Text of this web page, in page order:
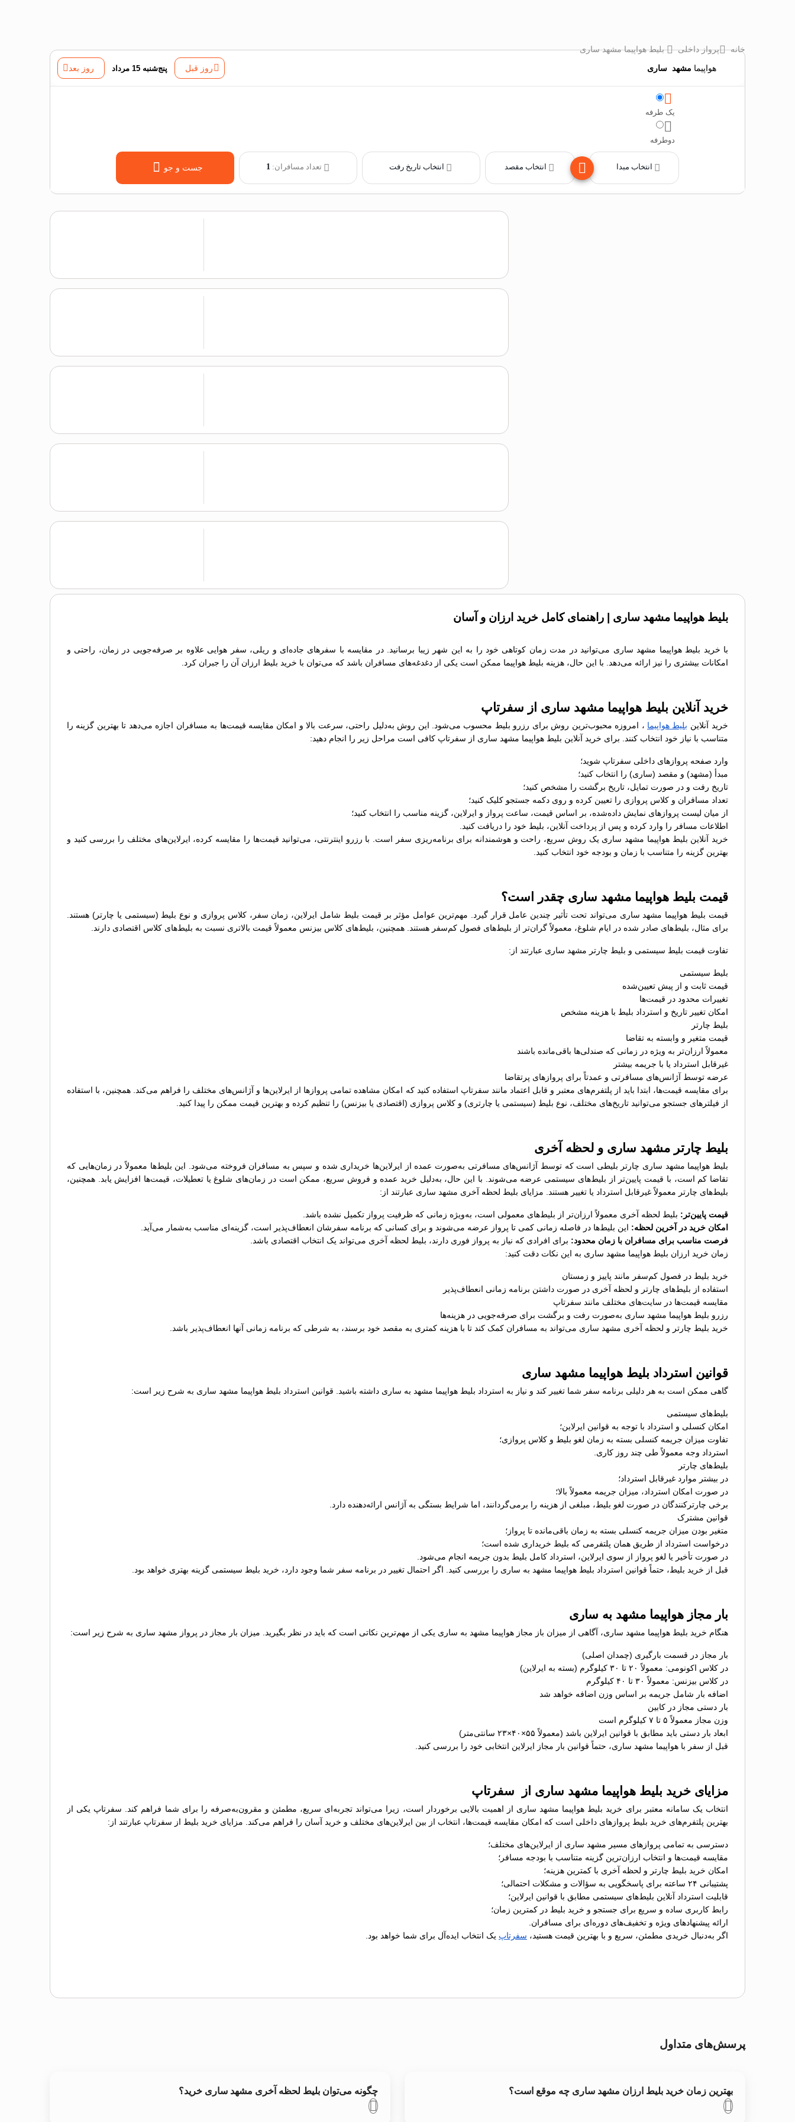
خانه پرواز داخلی
بلیط هواپیما مشهد ساری
هواپیما مشهد ساری روز قبل پنج‌شنبه 15 مرداد روز بعد
یک طرفه
دوطرفه
انتخاب مبدا انتخاب مقصد تعداد مسافران:1 جست و جو
بلیط هواپیما مشهد ساری | راهنمای کامل خرید ارزان و آسان
با خرید بلیط هواپیما مشهد ساری می‌توانید در مدت زمان کوتاهی خود را به این شهر زیبا برسانید. در مقایسه با سفرهای جاده‌ای و ریلی، سفر هوایی علاوه بر صرفه‌جویی در زمان، راحتی و
امکانات بیشتری را نیز ارائه می‌دهد. با این حال، هزینه بلیط هواپیما ممکن است یکی از دغدغه‌های مسافران باشد که می‌توان با خرید بلیط ارزان آن را جبران کرد.
خرید آنلاین بلیط هواپیما مشهد ساری از سفرتاپ
خرید آنلاین بلیط هواپیما ، امروزه محبوب‌ترین روش برای رزرو بلیط محسوب می‌شود. این روش به‌دلیل راحتی، سرعت بالا و امکان مقایسه قیمت‌ها به مسافران اجازه می‌دهد تا بهترین گزینه را
متناسب با نیاز خود انتخاب کنند. برای خرید آنلاین بلیط هواپیما مشهد ساری از سفرتاپ کافی است مراحل زیر را انجام دهید:
وارد صفحه پروازهای داخلی سفرتاپ شوید؛
مبدأ (مشهد) و مقصد (ساری) را انتخاب کنید؛
تاریخ رفت و در صورت تمایل، تاریخ برگشت را مشخص کنید؛
تعداد مسافران و کلاس پروازی را تعیین کرده و روی دکمه جستجو کلیک کنید؛
از میان لیست پروازهای نمایش داده‌شده، بر اساس قیمت، ساعت پرواز و ایرلاین، گزینه مناسب را انتخاب کنید؛
اطلاعات مسافر را وارد کرده و پس از پرداخت آنلاین، بلیط خود را دریافت کنید.
خرید آنلاین بلیط هواپیما مشهد ساری یک روش سریع، راحت و هوشمندانه برای برنامه‌ریزی سفر است. با رزرو اینترنتی، می‌توانید قیمت‌ها را مقایسه کرده، ایرلاین‌های مختلف را بررسی کنید و
بهترین گزینه را متناسب با زمان و بودجه خود انتخاب کنید.
قیمت بلیط هواپیما مشهد ساری چقدر است؟
قیمت بلیط هواپیما مشهد ساری می‌تواند تحت تأثیر چندین عامل قرار گیرد. مهم‌ترین عوامل مؤثر بر قیمت بلیط شامل ایرلاین، زمان سفر، کلاس پروازی و نوع بلیط (سیستمی یا چارتر) هستند.
برای مثال، بلیط‌های صادر شده در ایام شلوغ، معمولاً گران‌تر از بلیط‌های فصول کم‌سفر هستند. همچنین، بلیط‌های کلاس بیزنس معمولاً قیمت بالاتری نسبت به بلیط‌های کلاس اقتصادی دارند.
تفاوت قیمت بلیط سیستمی و بلیط چارتر مشهد ساری عبارتند از:
بلیط سیستمی
قیمت ثابت و از پیش تعیین‌شده
تغییرات محدود در قیمت‌ها
امکان تغییر تاریخ و استرداد بلیط با هزینه مشخص
بلیط چارتر
قیمت متغیر و وابسته به تقاضا
معمولاً ارزان‌تر به ویژه در زمانی که صندلی‌ها باقی‌مانده باشند
غیرقابل استرداد یا با جریمه بیشتر
عرضه توسط آژانس‌های مسافرتی و عمدتاً برای پروازهای پرتقاضا
برای مقایسه قیمت‌ها، ابتدا باید از پلتفرم‌های معتبر و قابل اعتماد مانند سفرتاپ استفاده کنید که امکان مشاهده تمامی پروازها از ایرلاین‌ها و آژانس‌های مختلف را فراهم می‌کند. همچنین، با استفاده
از فیلترهای جستجو می‌توانید تاریخ‌های مختلف، نوع بلیط (سیستمی یا چارتری) و کلاس پروازی (اقتصادی یا بیزنس) را تنظیم کرده و بهترین قیمت ممکن را پیدا کنید.
بلیط چارتر مشهد ساری و لحظه آخری
بلیط هواپیما مشهد ساری چارتر بلیطی است که توسط آژانس‌های مسافرتی به‌صورت عمده از ایرلاین‌ها خریداری شده و سپس به مسافران فروخته می‌شود. این بلیط‌ها معمولاً در زمان‌هایی که
تقاضا کم است، با قیمت پایین‌تر از بلیط‌های سیستمی عرضه می‌شوند. با این حال، به‌دلیل خرید عمده و فروش سریع، ممکن است در زمان‌های شلوغ یا تعطیلات، قیمت‌ها افزایش یابد. همچنین،
بلیط‌های چارتر معمولاً غیرقابل استرداد یا تغییر هستند. مزایای بلیط لحظه آخری مشهد ساری عبارتند از:
قیمت پایین‌تر: بلیط لحظه آخری معمولاً ارزان‌تر از بلیط‌های معمولی است، به‌ویژه زمانی که ظرفیت پرواز تکمیل نشده باشد.
امکان خرید در آخرین لحظه: این بلیط‌ها در فاصله زمانی کمی تا پرواز عرضه می‌شوند و برای کسانی که برنامه سفرشان انعطاف‌پذیر است، گزینه‌ای مناسب به‌شمار می‌آید.
فرصت مناسب برای مسافران با زمان محدود: برای افرادی که نیاز به پرواز فوری دارند، بلیط لحظه آخری می‌تواند یک انتخاب اقتصادی باشد.
زمان خرید ارزان بلیط هواپیما مشهد ساری به این نکات دقت کنید:
خرید بلیط در فصول کم‌سفر مانند پاییز و زمستان
استفاده از بلیط‌های چارتر و لحظه آخری در صورت داشتن برنامه زمانی انعطاف‌پذیر
مقایسه قیمت‌ها در سایت‌های مختلف مانند سفرتاپ
رزرو بلیط هواپیما مشهد ساری به‌صورت رفت و برگشت برای صرفه‌جویی در هزینه‌ها
خرید بلیط چارتر و لحظه آخری مشهد ساری می‌تواند به مسافران کمک کند تا با هزینه کمتری به مقصد خود برسند، به شرطی که برنامه زمانی آنها انعطاف‌پذیر باشد.
قوانین استرداد بلیط هواپیما مشهد ساری
گاهی ممکن است به هر دلیلی برنامه سفر شما تغییر کند و نیاز به استرداد بلیط هواپیما مشهد به ساری داشته باشید. قوانین استرداد بلیط هواپیما مشهد ساری به شرح زیر است:
بلیط‌های سیستمی
امکان کنسلی و استرداد با توجه به قوانین ایرلاین؛
تفاوت میزان جریمه کنسلی بسته به زمان لغو بلیط و کلاس پروازی؛
استرداد وجه معمولاً طی چند روز کاری.
بلیط‌های چارتر
در بیشتر موارد غیرقابل استرداد؛
در صورت امکان استرداد، میزان جریمه معمولاً بالا؛
برخی چارترکنندگان در صورت لغو بلیط، مبلغی از هزینه را برمی‌گردانند، اما شرایط بستگی به آژانس ارائه‌دهنده دارد.
قوانین مشترک
متغیر بودن میزان جریمه کنسلی بسته به زمان باقی‌مانده تا پرواز؛
درخواست استرداد از طریق همان پلتفرمی که بلیط خریداری شده است؛
در صورت تأخیر یا لغو پرواز از سوی ایرلاین، استرداد کامل بلیط بدون جریمه انجام می‌شود.
قبل از خرید بلیط، حتماً قوانین استرداد بلیط هواپیما مشهد به ساری را بررسی کنید. اگر احتمال تغییر در برنامه سفر شما وجود دارد، خرید بلیط سیستمی گزینه بهتری خواهد بود.
بار مجاز هواپیما مشهد به ساری
هنگام خرید بلیط هواپیما مشهد ساری، آگاهی از میزان باز مجاز هواپیما مشهد به ساری یکی از مهم‌ترین نکاتی است که باید در نظر بگیرید. میزان بار مجاز در پرواز مشهد ساری به شرح زیر است:
بار مجاز در قسمت بارگیری (چمدان اصلی)
در کلاس اکونومی: معمولاً ۲۰ تا ۳۰ کیلوگرم (بسته به ایرلاین)
در کلاس بیزنس: معمولاً ۳۰ تا ۴۰ کیلوگرم
اضافه بار شامل جریمه بر اساس وزن اضافه خواهد شد
بار دستی مجاز در کابین
وزن مجاز معمولاً ۵ تا ۷ کیلوگرم است
ابعاد بار دستی باید مطابق با قوانین ایرلاین باشد (معمولاً ۵۵×۴۰×۲۳ سانتی‌متر)
قبل از سفر با هواپیما مشهد ساری، حتماً قوانین بار مجاز ایرلاین انتخابی خود را بررسی کنید.
مزایای خرید بلیط هواپیما مشهد ساری از سفرتاپ
انتخاب یک سامانه معتبر برای خرید بلیط هواپیما مشهد ساری از اهمیت بالایی برخوردار است، زیرا می‌تواند تجربه‌ای سریع، مطمئن و مقرون‌به‌صرفه را برای شما فراهم کند. سفرتاپ یکی از
بهترین پلتفرم‌های خرید بلیط پروازهای داخلی است که امکان مقایسه قیمت‌ها، انتخاب از بین ایرلاین‌های مختلف و خرید آسان را فراهم می‌کند. مزایای خرید بلیط از سفرتاپ عبارتند از:
دسترسی به تمامی پروازهای مسیر مشهد ساری از ایرلاین‌های مختلف؛
مقایسه قیمت‌ها و انتخاب ارزان‌ترین گزینه متناسب با بودجه مسافر؛
امکان خرید بلیط چارتر و لحظه آخری با کمترین هزینه؛
پشتیبانی ۲۴ ساعته برای پاسخگویی به سؤالات و مشکلات احتمالی؛
قابلیت استرداد آنلاین بلیط‌های سیستمی مطابق با قوانین ایرلاین؛
رابط کاربری ساده و سریع برای جستجو و خرید بلیط در کمترین زمان؛
ارائه پیشنهادهای ویژه و تخفیف‌های دوره‌ای برای مسافران.
اگر به‌دنبال خریدی مطمئن، سریع و با بهترین قیمت هستید، سفرتاپ یک انتخاب ایده‌آل برای شما خواهد بود.
پرسش‌های متداول
بهترین زمان خرید بلیط ارزان مشهد ساری چه موقع است؟ چگونه می‌توان بلیط لحظه آخری مشهد ساری خرید؟